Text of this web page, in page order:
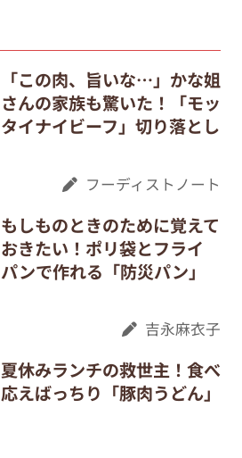
「この肉、旨いな…」かな姐
さんの家族も驚いた！「モッ
タイナイビーフ」切り落とし
フーディストノート
もしものときのために覚えて
おきたい！ポリ袋とフライ
パンで作れる「防災パン」
吉永麻衣子
夏休みランチの救世主！食べ
応えばっちり「豚肉うどん」